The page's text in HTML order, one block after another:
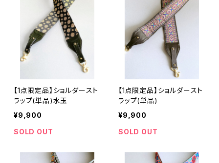
【1点限定品】ショルダースト
ラップ(単品)水玉
¥9,900
SOLD OUT
【1点限定品】ショルダースト
ラップ(単品)
¥9,900
SOLD OUT